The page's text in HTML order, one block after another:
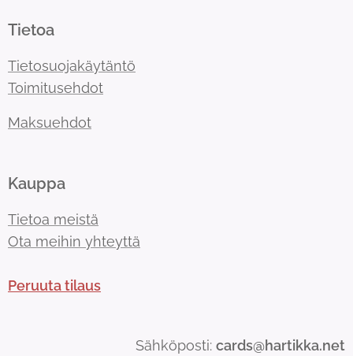
Tietoa
Tietosuojakäytäntö
Toimitusehdot
Maksuehdot
Kauppa
Tietoa meistä
Ota meihin yhteyttä
Peruuta tilaus
Sähköposti: cards@hartikka.net